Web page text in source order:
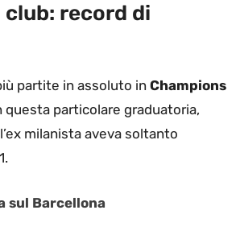
club: record di
partite in assoluto in Champions
questa particolare graduatoria,
milanista aveva soltanto
sul Barcellona